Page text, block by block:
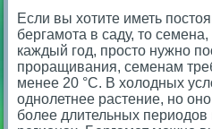
Если вы хотите иметь
бергамота в саду, то
каждый год, просто нужно
проращивания, семенам
менее 20 °С. В холодных
однолетнее растение, но
более длительных периодов